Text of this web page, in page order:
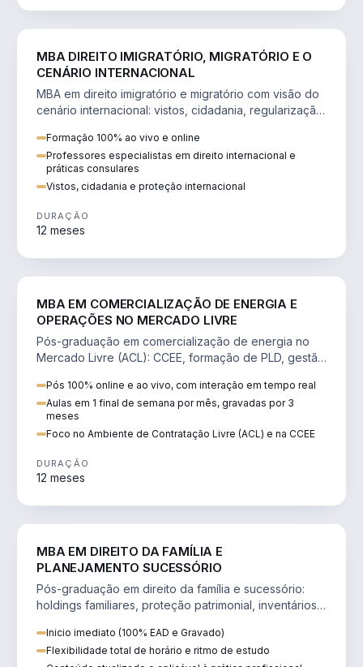
MBA DIREITO IMIGRATÓRIO, MIGRATÓRIO E O
CENÁRIO INTERNACIONAL
MBA em direito imigratório e migratório com visão do
cenário internacional: vistos, cidadania, regularização
Formação 100% ao vivo e online
Professores especialistas em direito internacional e
práticas consulares
Vistos, cidadania e proteção internacional
DURAÇÃO
12 meses
MBA EM COMERCIALIZAÇÃO DE ENERGIA E
OPERAÇÕES NO MERCADO LIVRE
Pós-graduação em comercialização de energia no
Mercado Livre (ACL): CCEE, formação de PLD, gestão
Pós 100% online e ao vivo, com interação em tempo real
Aulas em 1 final de semana por mês, gravadas por 3
meses
Foco no Ambiente de Contratação Livre (ACL) e na CCEE
DURAÇÃO
12 meses
MBA EM DIREITO DA FAMÍLIA E
PLANEJAMENTO SUCESSÓRIO
Pós-graduação em direito da família e sucessório:
holdings familiares, proteção patrimonial, inventários
Inicio imediato (100% EAD e Gravado)
Flexibilidade total de horário e ritmo de estudo